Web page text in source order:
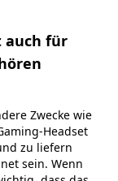
auch für
Zwecke wie
Headset
zu liefern
sein. Wenn